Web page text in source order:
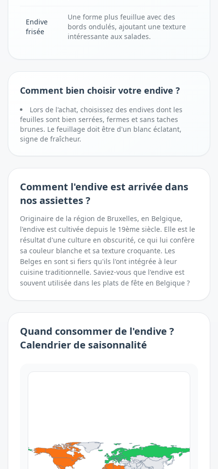
Endive
frisée
Une forme plus feuillue avec des
bords ondulés, ajoutant une texture
intéressante aux salades.
Comment bien choisir votre endive ?
Lors de l'achat, choisissez des endives dont les
feuilles sont bien serrées, fermes et sans taches
brunes. Le feuillage doit être d'un blanc éclatant,
signe de fraîcheur.
Comment l'endive est arrivée dans
nos assiettes ?
Originaire de la région de Bruxelles, en Belgique,
l'endive est cultivée depuis le 19ème siècle. Elle est le
résultat d'une culture en obscurité, ce qui lui confère
sa couleur blanche et sa texture croquante. Les
Belges en sont si fiers qu'ils l'ont intégrée à leur
cuisine traditionnelle. Saviez-vous que l'endive est
souvent utilisée dans les plats de fête en Belgique ?
Quand consommer de l'endive ?
Calendrier de saisonnalité